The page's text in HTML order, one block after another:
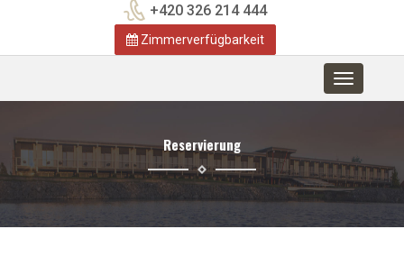
+420 326 214 444
Zimmerverfügbarkeit
Toggle
navigation
Reservierung